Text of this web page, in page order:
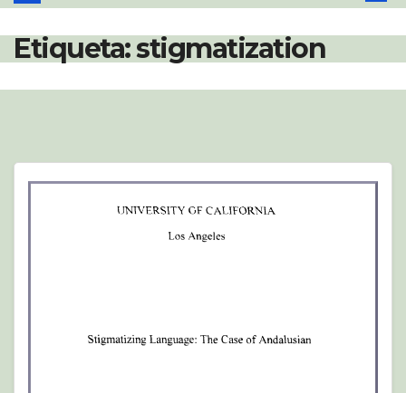
Etiqueta:stigmatization